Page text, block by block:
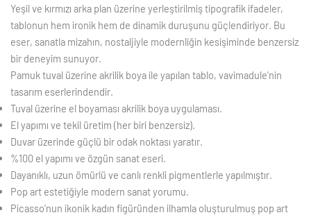
Yeşil ve kırmızı arka plan üzerine yerleştirilmiş tipografik ifadeler,
tablonun hem ironik hem de dinamik duruşunu güçlendiriyor. Bu
eser, sanatla mizahın, nostaljiyle modernliğin kesişiminde benzersiz
bir deneyim sunuyor.
Pamuk tuval üzerine akrilik boya ile yapılan tablo, vavimadule’nin
tasarım eserlerindendir.
Tuval üzerine el boyaması akrilik boya uygulaması.
El yapımı ve tekil üretim (her biri benzersiz).
Duvar üzerinde güçlü bir odak noktası yaratır.
%100 el yapımı ve özgün sanat eseri.
Dayanıklı, uzun ömürlü ve canlı renkli pigmentlerle yapılmıştır.
Pop art estetiğiyle modern sanat yorumu.
Picasso’nun ikonik kadın figüründen ilhamla oluşturulmuş pop art